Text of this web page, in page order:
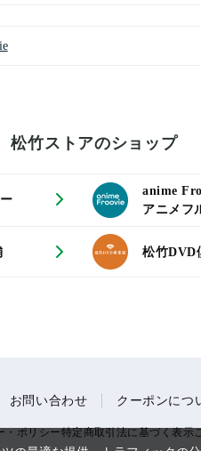
松竹ストアのショップ
anime
アニメフ
松竹DVD
お問い合わせ クーポンにつ
・ポリシー特定商取引法に基づく表示